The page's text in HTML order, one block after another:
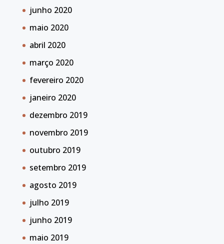
junho 2020
maio 2020
abril 2020
março 2020
fevereiro 2020
janeiro 2020
dezembro 2019
novembro 2019
outubro 2019
setembro 2019
agosto 2019
julho 2019
junho 2019
maio 2019